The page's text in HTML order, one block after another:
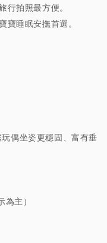
拍照最方便。
睡眠安撫首選。
偶坐姿更穩固、富有垂
主）